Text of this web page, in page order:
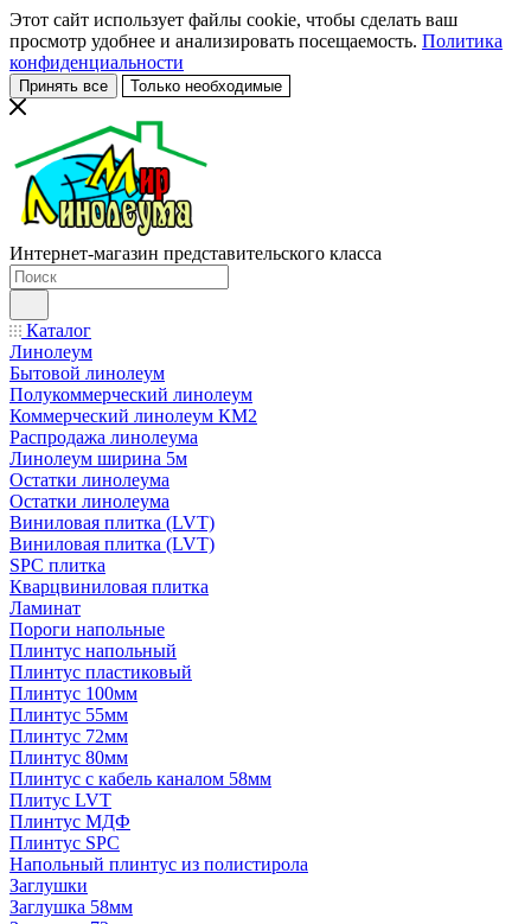
Этот сайт использует файлы cookie, чтобы сделать ваш
просмотр удобнее и анализировать посещаемость. Политика
конфиденциальности
Принять все Только необходимые
Интернет-магазин представительского класса
Каталог
Линолеум
Бытовой линолеум
Полукоммерческий линолеум
Коммерческий линолеум КМ2
Распродажа линолеума
Линолеум ширина 5м
Остатки линолеума
Остатки линолеума
Виниловая плитка (LVT)
Виниловая плитка (LVT)
SPC плитка
Кварцвиниловая плитка
Ламинат
Пороги напольные
Плинтус напольный
Плинтус пластиковый
Плинтус 100мм
Плинтус 55мм
Плинтус 72мм
Плинтус 80мм
Плинтус с кабель каналом 58мм
Плитус LVT
Плинтус МДФ
Плинтус SPC
Напольный плинтус из полистирола
Заглушки
Заглушка 58мм